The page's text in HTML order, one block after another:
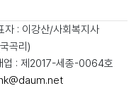
자 : 이강산/사회복지사
곡리)
업 : 제2017-세종-0064호